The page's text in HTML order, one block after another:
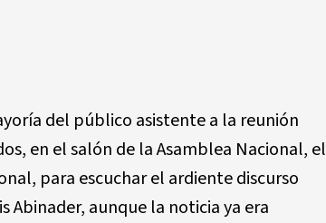
del público asistente a la reunión
en el salón de la Asamblea Nacional, el
para escuchar el ardiente discurso
Abinader, aunque la noticia ya era